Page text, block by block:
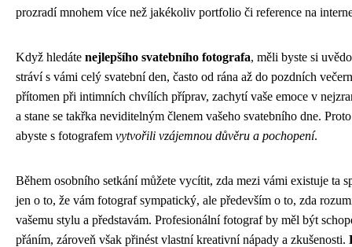
prozradí mnohem více než jakékoliv portfolio či reference na
Když hledáte nejlepšího svatebního fotografa, měli byste si
stráví s vámi celý svatební den, často od rána až do pozdních
přítomen při intimních chvílích příprav, zachytí vaše emoce v
a stane se takřka neviditelným členem vašeho svatebního dne.
abyste s fotografem vytvořili vzájemnou důvěru a pochopení.
Během osobního setkání můžete vycítit, zda mezi vámi existuje ta
jen o to, že vám fotograf sympatický, ale především o to, zda
vašemu stylu a představám. Profesionální fotograf by měl být
přáním, zároveň však přinést vlastní kreativní nápady a zkušenosti.